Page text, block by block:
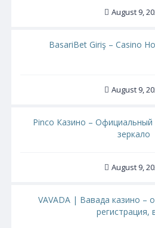
August 9,
BasariBet Giriş – Casino
August 9,
Pinco Казино – Официальный
зеркало
August 9,
VAVADA | Вавада казино –
регистрация,